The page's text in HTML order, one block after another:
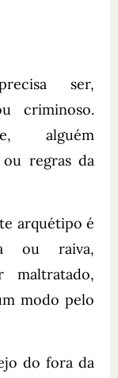
ser,
criminoso.
alguém
regras da
arquétipo é
ou raiva,
maltratado,
modo pelo
do fora da